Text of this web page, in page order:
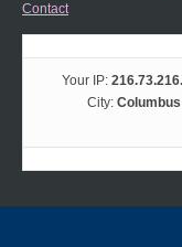
Contact
Your IP:
City: Columbus